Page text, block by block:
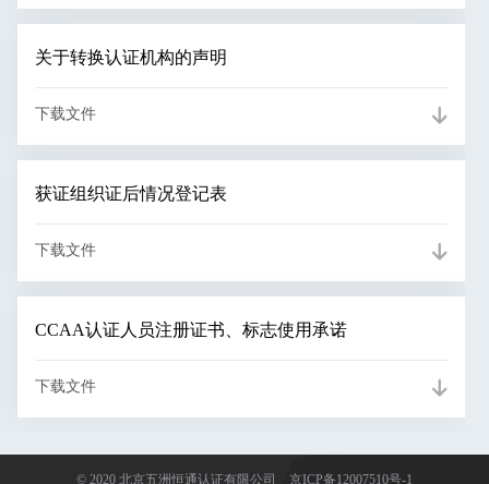
关于转换认证机构的声明
下载文件
获证组织证后情况登记表
下载文件
CCAA认证人员注册证书、标志使用承诺
下载文件
© 2020 北京五洲恒通认证有限公司 京ICP备12007510号-1